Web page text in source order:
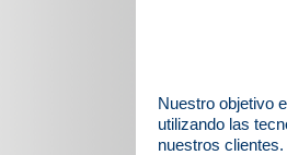
Nuestro objetivo
utilizando las
nuestros clientes.